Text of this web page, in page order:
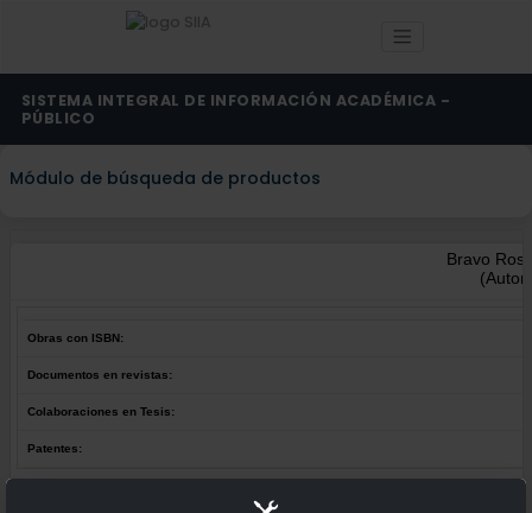
SISTEMA INTEGRAL DE INFORMACIÓN ACADÉMICA -
PÚBLICO
Módulo de búsqueda de productos
Bravo
(Autor
Obras con ISBN:
Documentos en revistas:
Colaboraciones en Tesis:
Patentes: